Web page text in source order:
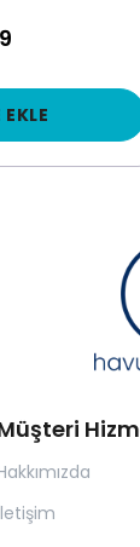
EKLE